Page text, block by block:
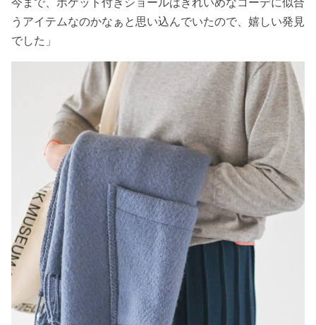
うアイテムなのかなぁと思い込んでいたので、嬉しい発見
でした」